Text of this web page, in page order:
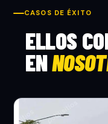
CASOS DE ÉXITO
ELLOS
EN